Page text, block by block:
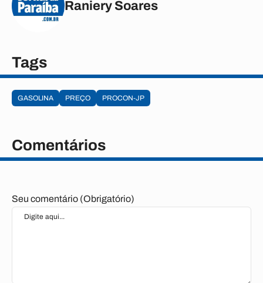
Raniery Soares
Tags
GASOLINA PREÇO PROCON-JP
Comentários
Seu comentário (Obrigatório)